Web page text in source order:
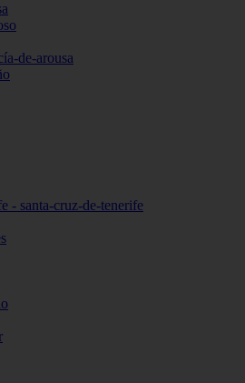
de-arousa
- santa-cruz-de-tenerife